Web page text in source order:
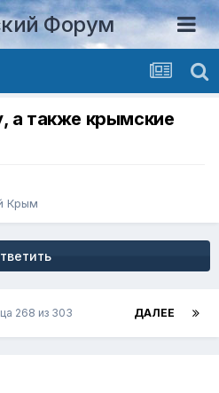
Форум
а также крымские
Крым
ДАЛЕЕ
268 из 303